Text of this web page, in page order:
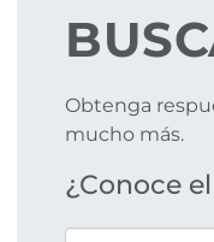
Obtenga
mucho más.
¿Conoce